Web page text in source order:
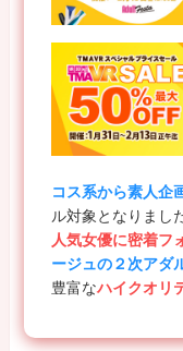
コス系から素人企
ル対象となりまし
人気女優に密着フ
ージュの２次アダ
豊富なハイクオリ